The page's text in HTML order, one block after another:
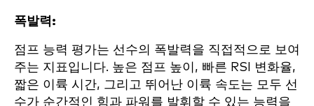
폭발력:
점프 능력 평가는 선수의 폭발력을 직접적으로 보여
주는 지표입니다. 높은 점프 높이, 빠른 RSI 변화율,
짧은 이륙 시간, 그리고 뛰어난 이륙 속도는 모두 선
수가 순간적인 힘과 파워를 발휘할 수 있는 능력을